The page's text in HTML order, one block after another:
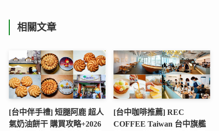
相關文章
[台中伴手禮] 短腿阿鹿 超人
氣奶油餅干 購買攻略+2026
[台中咖啡推薦] REC
COFFEE Taiwan 台中旗艦